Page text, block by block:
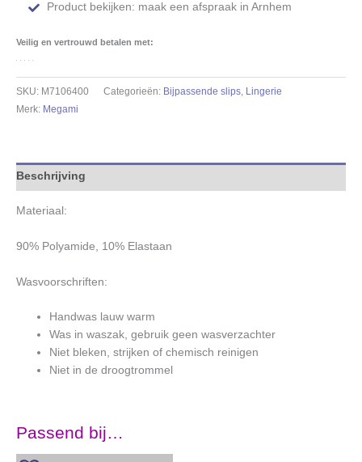
Product bekijken: maak een afspraak in Arnhem
Veilig en vertrouwd betalen met:
SKU: M7106400 Categorieën: Bijpassende slips Lingerie
Merk: Megami
Beschrijving
Materiaal:
90% Polyamide, 10% Elastaan
Wasvoorschriften:
Handwas lauw warm
Was in waszak, gebruik geen wasverzachter
Niet bleken, strijken of chemisch reinigen
Niet in de droogtrommel
Passend bij…